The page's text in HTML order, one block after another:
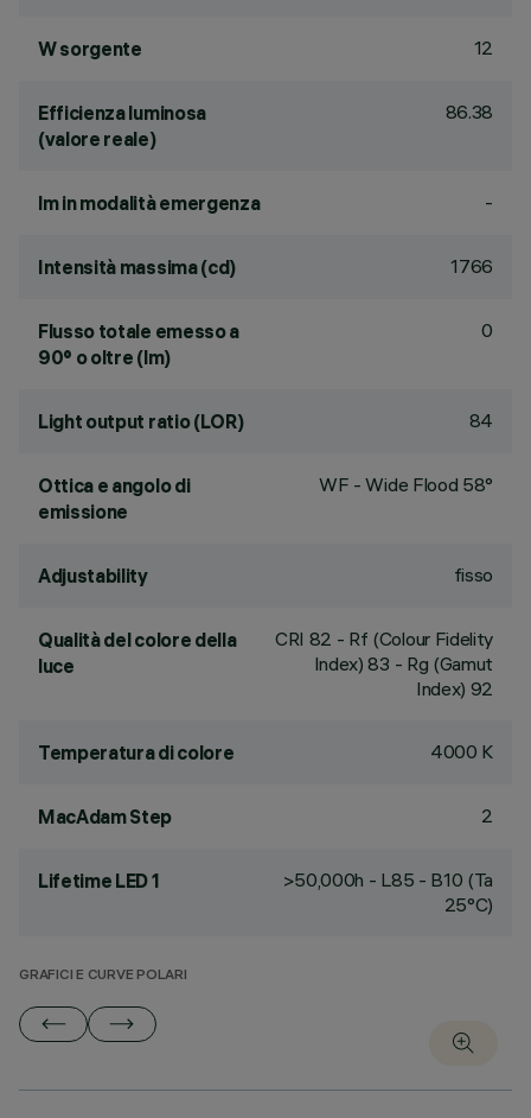
W sorgente 12
Efficienza luminosa
(valore reale)
86.38
lm in modalità emergenza -
Intensità massima (cd) 1766
Flusso totale emesso a
90° o oltre (lm)
0
Light output ratio (LOR) 84
Ottica e angolo di
emissione
WF - Wide Flood 58°
Adjustability fisso
Qualità del colore della
luce
CRI 82 - Rf (Colour Fidelity
Index) 83 - Rg (Gamut
Index) 92
Temperatura di colore 4000 K
MacAdam Step 2
Lifetime LED 1
>50,000h - L85 - B10 (Ta
25°C)
GRAFICI E CURVE POLARI